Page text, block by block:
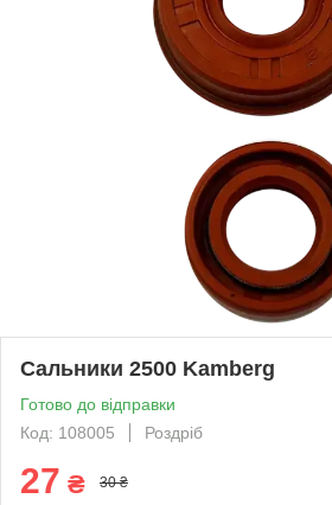
Сальники 2500 Kamberg
Готово до відправки
Код: 108005
Роздріб
27 ₴ 30 ₴